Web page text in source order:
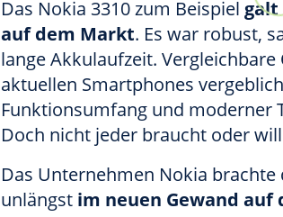
Das Nokia 3310 zum Beispiel galt
auf dem Markt. Es war robust,
lange Akkulaufzeit.
aktuellen Smartphones
Funktionsumfang und moderner
Doch nicht jeder braucht oder
Das Unternehmen Nokia brachte
unlängst im neuen Gewand auf